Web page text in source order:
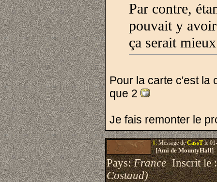
Par contre,
pouvait y
ça serait
Pour la carte c'est la
que 2
Je fais remonter le
#.Message deCassTle
[Ami de MountyHall]
Pays:FranceInscrit le
Costaud)